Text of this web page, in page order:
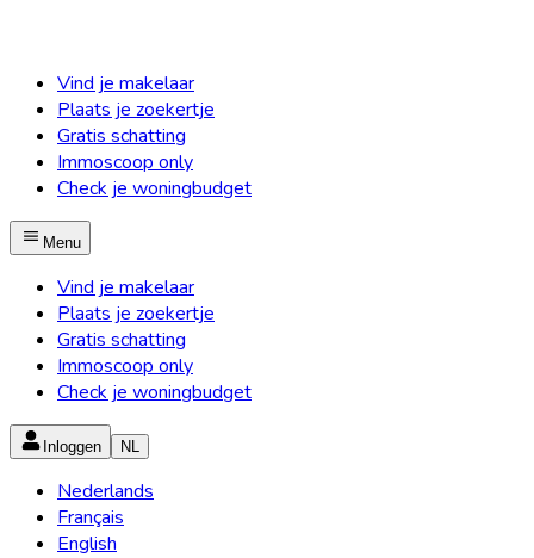
Vind je makelaar
Plaats je zoekertje
Gratis schatting
Immoscoop only
Check je woningbudget
Menu
Vind je makelaar
Plaats je zoekertje
Gratis schatting
Immoscoop only
Check je woningbudget
Inloggen NL
Nederlands
Français
English